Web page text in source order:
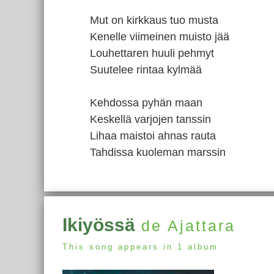
Mut on kirkkaus tuo musta
Kenelle viimeinen muisto jää
Louhettaren huuli pehmyt
Suutelee rintaa kylmää
Kehdossa pyhän maan
Keskellä varjojen tanssin
Lihaa maistoi ahnas rauta
Tahdissa kuoleman marssin
Ikiyössä de Ajattara
This song appears in 1 album